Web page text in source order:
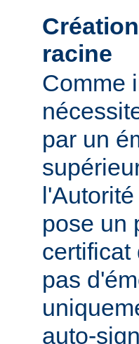
racine
Comme
par un
pose un
certificat
pas
auto-